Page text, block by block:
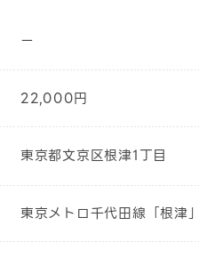
ー
22,000円
東京都文京区根津1丁目
東京メトロ千代田線「根津